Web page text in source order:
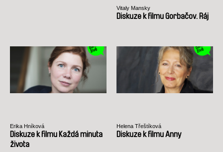
Vitaly Mansky
Diskuze k filmu Gorbačov. Ráj
Erika Hníková
Diskuze k filmu Každá minuta
života
Helena Třeštíková
Diskuze k filmu Anny